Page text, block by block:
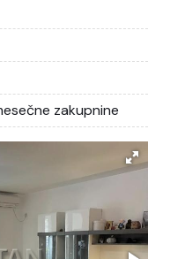
zakupnine